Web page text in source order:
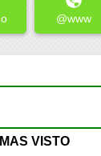
@www
VISTO